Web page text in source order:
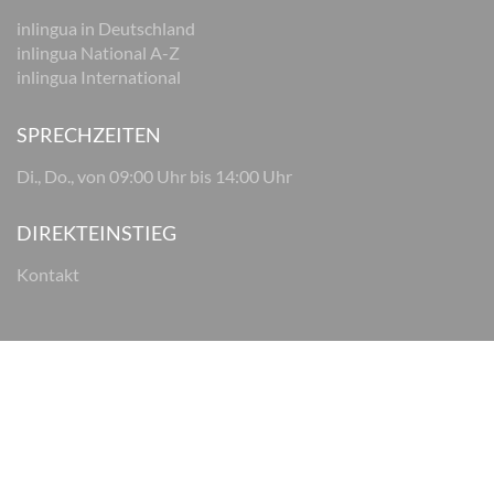
inlingua in Deutschland
inlingua National A-Z
inlingua International
SPRECHZEITEN
Di., Do., von 09:00 Uhr bis 14:00 Uhr
DIREKTEINSTIEG
Kontakt